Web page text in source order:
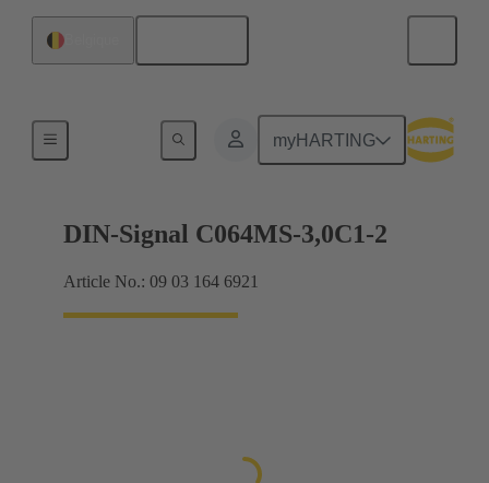
myHARTING
Raccordement carte mère à carte fille
DIN-Signal C064MS-3,0C1-2
Article No.: 09 03 164 6921